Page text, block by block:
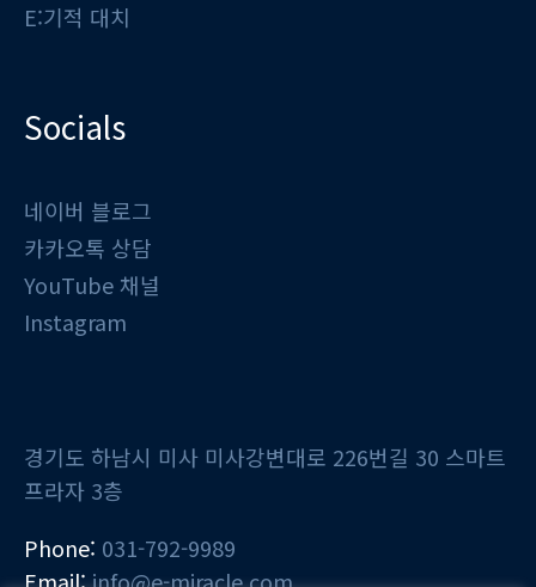
E:기적 대치
Socials
네이버 블로그
카카오톡 상담
YouTube 채널
Instagram
경기도 하남시 미사 미사강변대로 226번길 30 스마트
프라자 3층
Phone: 031-792-9989